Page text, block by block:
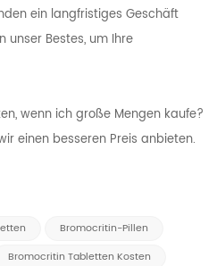
ein langfristiges Geschäft
unser Bestes, um Ihre
wenn ich große Mengen kaufe?
einen besseren Preis anbieten.
Bromocritin-Pillen
Bromocritin Tabletten Kosten